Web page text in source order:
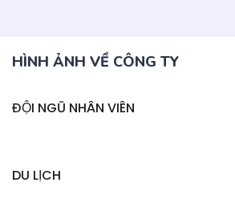
HÌNH ẢNH VỀ CÔNG TY
ĐỘI NGŨ NHÂN VIÊN
DU LỊCH